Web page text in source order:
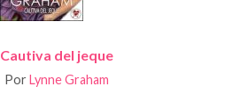
Cautiva del jeque
Por Lynne Graham